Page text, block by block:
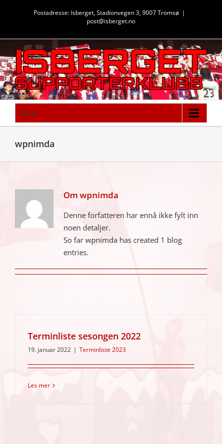
Postadresse: Isberget, Stadionvegen 3, 9007 Tromsø |
post@isberget.no
Gå til...
wpnimda
Om wpnimda
Denne forfatteren har ennå ikke fylt inn
noen detaljer.
So far wpnimda has created 1 blog
entries.
Terminliste sesongen 2022
19. januar 2022 | Terminliste 2023
Les mer